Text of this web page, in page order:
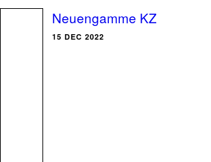
Neuengamme KZ
15 DEC 2022